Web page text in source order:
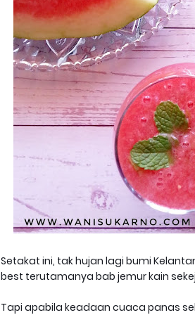
Setakat ini, tak hujan lagi bumi
best terutamanya bab jemur kain
Tapi apabila keadaan cuaca panas